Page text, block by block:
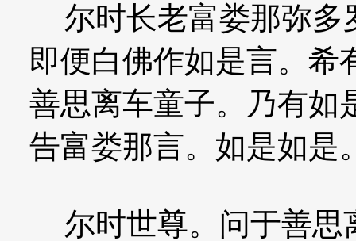
尔时长老富娄那弥多
即便白佛作如是言。希
善思离车童子。乃有如
告富娄那言。如是如是
尔时世尊。问于善思